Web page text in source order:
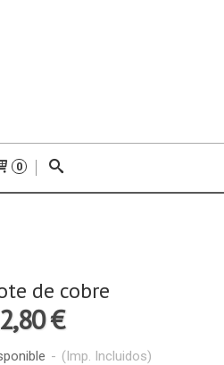
0
de cobre
€
- (Imp. Incluidos)